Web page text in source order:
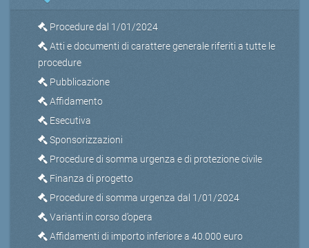
Procedure dal 1/01/2024
Atti e documenti di carattere generale riferiti a tutte le
procedure
Pubblicazione
Affidamento
Esecutiva
Sponsorizzazioni
Procedure di somma urgenza e di protezione civile
Finanza di progetto
Procedure di somma urgenza dal 1/01/2024
Varianti in corso d’opera
Affidamenti di importo inferiore a 40.000 euro